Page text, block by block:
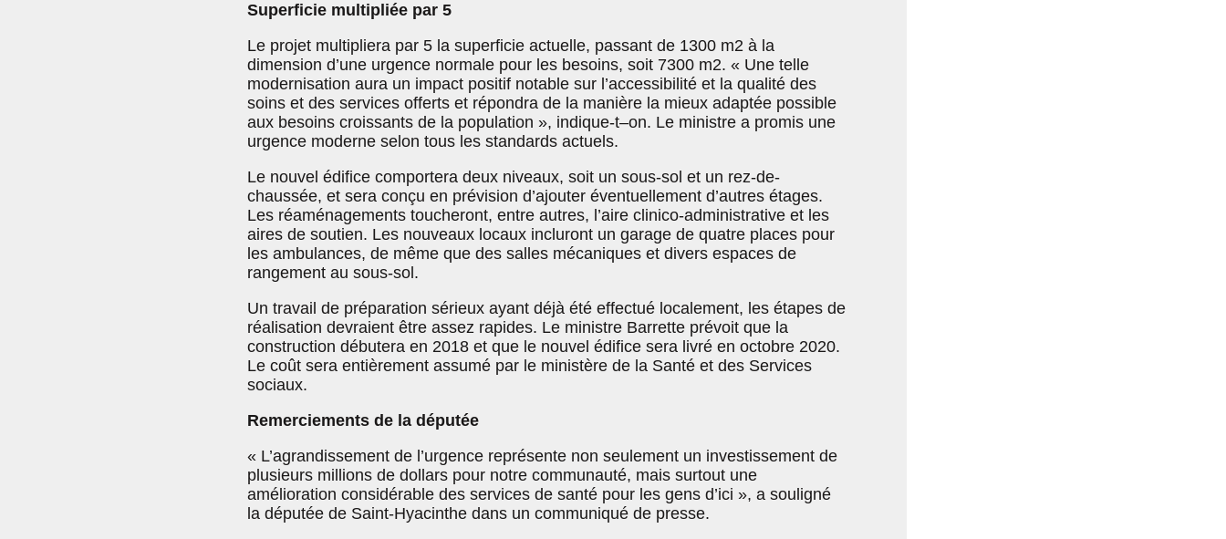
Superficie multipliée par 5
Le projet multipliera par 5 la superficie actuelle, passant de 1300 m2 à la
dimension d’une urgence normale pour les besoins, soit 7300 m2. « Une telle
modernisation aura un impact positif notable sur l’accessibilité et la qualité des
soins et des services offerts et répondra de la manière la mieux adaptée possible
aux besoins croissants de la population », indique-t–on. Le ministre a promis une
urgence moderne selon tous les standards actuels.
Le nouvel édifice comportera deux niveaux, soit un sous-sol et un rez-de-
chaussée, et sera conçu en prévision d’ajouter éventuellement d’autres étages.
Les réaménagements toucheront, entre autres, l’aire clinico-administrative et les
aires de soutien. Les nouveaux locaux incluront un garage de quatre places pour
les ambulances, de même que des salles mécaniques et divers espaces de
rangement au sous-sol.
Un travail de préparation sérieux ayant déjà été effectué localement, les étapes de
réalisation devraient être assez rapides. Le ministre Barrette prévoit que la
construction débutera en 2018 et que le nouvel édifice sera livré en octobre 2020.
Le coût sera entièrement assumé par le ministère de la Santé et des Services
sociaux.
Remerciements de la députée
« L’agrandissement de l’urgence représente non seulement un investissement de
plusieurs millions de dollars pour notre communauté, mais surtout une
amélioration considérable des services de santé pour les gens d’ici », a souligné
la députée de Saint-Hyacinthe dans un communiqué de presse.